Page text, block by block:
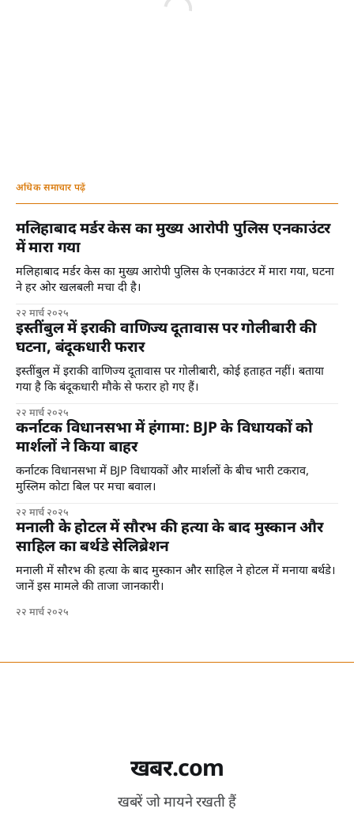
अधिक समाचार पढ़ें
मलिहाबाद मर्डर केस का मुख्य आरोपी पुलिस एनकाउंटर
में मारा गया
मलिहाबाद मर्डर केस का मुख्य आरोपी पुलिस के एनकाउंटर में मारा गया, घटना
ने हर ओर खलबली मचा दी है।
२२ मार्च २०२५
इस्तींबुल में इराकी वाणिज्य दूतावास पर गोलीबारी की
घटना, बंदूकधारी फरार
इस्तींबुल में इराकी वाणिज्य दूतावास पर गोलीबारी, कोई हताहत नहीं। बताया
गया है कि बंदूकधारी मौके से फरार हो गए हैं।
२२ मार्च २०२५
कर्नाटक विधानसभा में हंगामा: BJP के विधायकों को
मार्शलों ने किया बाहर
कर्नाटक विधानसभा में BJP विधायकों और मार्शलों के बीच भारी टकराव,
मुस्लिम कोटा बिल पर मचा बवाल।
२२ मार्च २०२५
मनाली के होटल में सौरभ की हत्या के बाद मुस्कान और
साहिल का बर्थडे सेलिब्रेशन
मनाली में सौरभ की हत्या के बाद मुस्कान और साहिल ने होटल में मनाया बर्थडे।
जानें इस मामले की ताजा जानकारी।
२२ मार्च २०२५
खबर.com
खबरें जो मायने रखती हैं